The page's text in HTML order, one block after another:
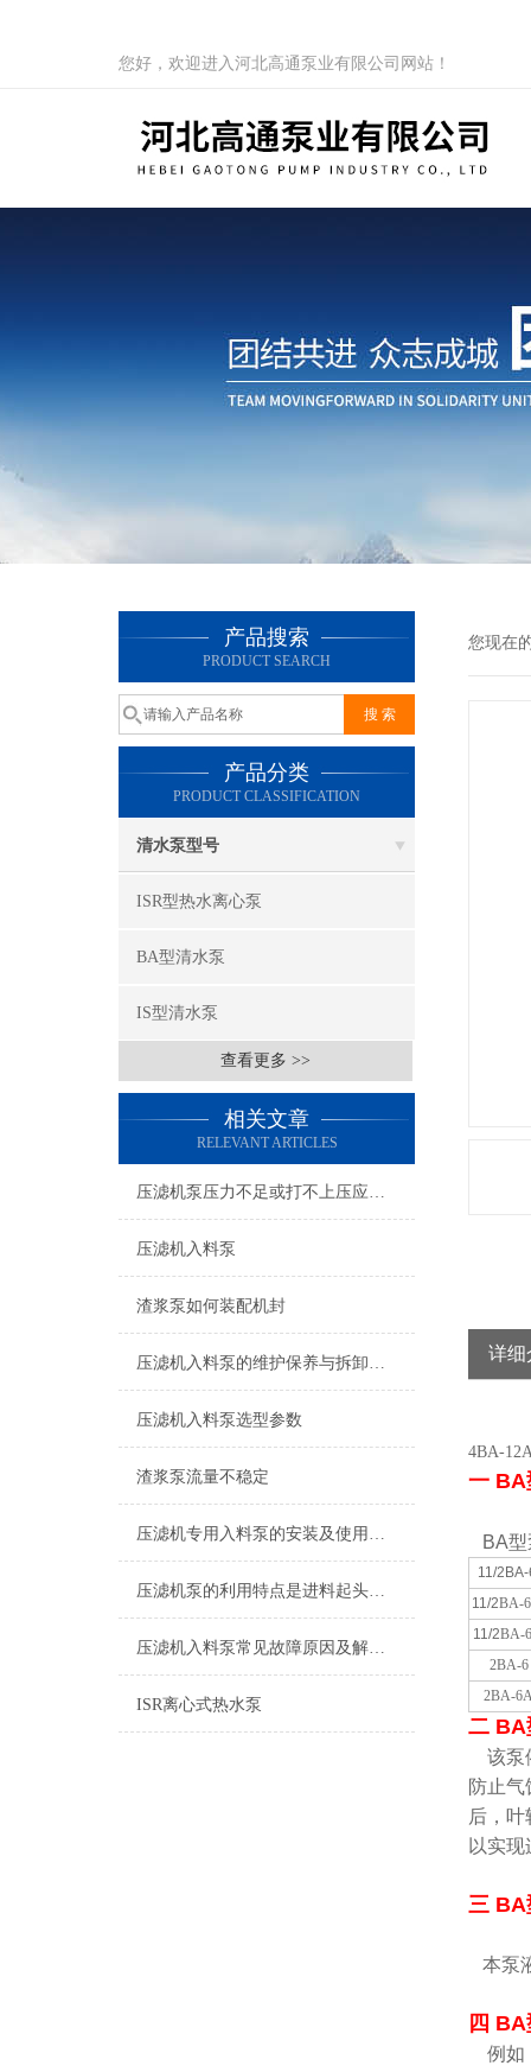
您好，欢迎进入河北高通泵业有限公司网站！
产品搜索
PRODUCT SEARCH
产品分类
PRODUCT CLASSIFICATION
清水泵型号
ISR型热水离心泵
BA型清水泵
IS型清水泵
查看更多 >>
相关文章
RELEVANT ARTICLES
压滤机泵压力不足或打不上压应从哪几个方面找原因
压滤机入料泵
渣浆泵如何装配机封
压滤机入料泵的维护保养与拆卸方法
压滤机入料泵选型参数
渣浆泵流量不稳定
压滤机专用入料泵的安装及使用说明
压滤机泵的利用特点是进料起头时的流量大扬程低，到后期是小流量高扬程
压滤机入料泵常见故障原因及解决方法说明
ISR离心式热水泵
您现在
详细
4BA-
一 BA
BA型
11/2BA-
11/2BA-
11/2BA-
2BA-6
2BA-
二 BA
该泵
防止
后，
以实
三 BA
本泵
四
例如